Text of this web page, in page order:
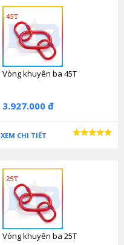
Vòng khuyên ba 45T
3.927.000 đ
XEM CHI TIẾT
Vòng khuyên ba 25T